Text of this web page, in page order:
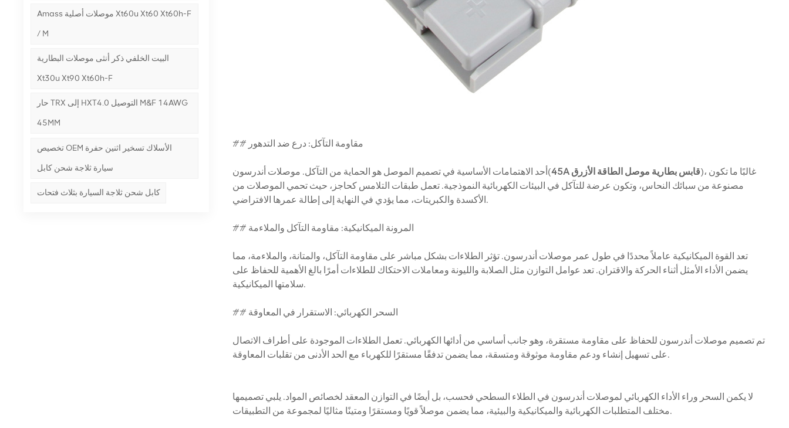
Amass موصلات أصلية Xt60u Xt60 Xt60h-F
/ M
البيت الخلفي ذكر أنثى موصلات البطارية
Xt30u Xt90 Xt60h-F
حار TRX إلى HXT4.0 التوصيل M&F 14AWG
45MM
تخصيص OEM الأسلاك تسخير اثنين حفرة
سيارة ثلاجة شحن كابل
كابل شحن ثلاجة السيارة بثلاث فتحات
## مقاومة التآكل: درع ضد التدهور
أحد الاهتمامات الأساسية في تصميم الموصل هو الحماية من التآكل. موصلات أندرسون( 45A قابس بطارية موصل الطاقة الأزرق)، غالبًا ما تكون
مصنوعة من سبائك النحاس، وتكون عرضة للتآكل في البيئات الكهربائية النموذجية. تعمل طبقات التلامس كحاجز، حيث تحمي الموصلات من
الأكسدة والكبريتات، مما يؤدي في النهاية إلى إطالة عمرها الافتراضي.
## المرونة الميكانيكية: مقاومة التآكل والملاءمة
تعد القوة الميكانيكية عاملاً محددًا في طول عمر موصلات أندرسون. تؤثر الطلاءات بشكل مباشر على مقاومة التآكل، والمتانة، والملاءمة، مما
يضمن الأداء الأمثل أثناء الحركة والاقتران. تعد عوامل التوازن مثل الصلابة والليونة ومعاملات الاحتكاك للطلاءات أمرًا بالغ الأهمية للحفاظ على
سلامتها الميكانيكية.
## السحر الكهربائي: الاستقرار في المعاوقة
تم تصميم موصلات أندرسون للحفاظ على مقاومة مستقرة، وهو جانب أساسي من أدائها الكهربائي. تعمل الطلاءات الموجودة على أطراف الاتصال
على تسهيل إنشاء ودعم مقاومة موثوقة ومتسقة، مما يضمن تدفقًا مستقرًا للكهرباء مع الحد الأدنى من تقلبات المعاوقة.
لا يكمن السحر وراء الأداء الكهربائي لموصلات أندرسون في الطلاء السطحي فحسب، بل أيضًا في التوازن المعقد لخصائص المواد. يلبي تصميمها
مختلف المتطلبات الكهربائية والميكانيكية والبيئية، مما يضمن موصلاً قويًا ومستقرًا ومتينًا مثاليًا لمجموعة من التطبيقات.